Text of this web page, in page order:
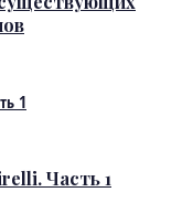
Часть 1